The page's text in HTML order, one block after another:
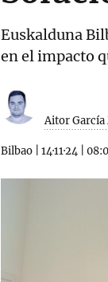
Euskalduna
en el impacto
Aitor
Bilbao 14·11·24